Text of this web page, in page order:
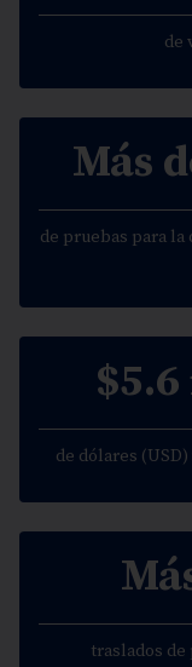
de
Más
de pruebas para la
de dólares
traslados de